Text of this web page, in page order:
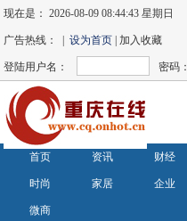
现在是：2026-08-09 08:44:43 星期日
广告热线： |设为首页 | 加入收藏
登陆用户名： 密码：
首页 资讯 财经
时尚 家居 企业
微商